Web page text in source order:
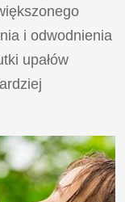
i odwodnienia
upałów